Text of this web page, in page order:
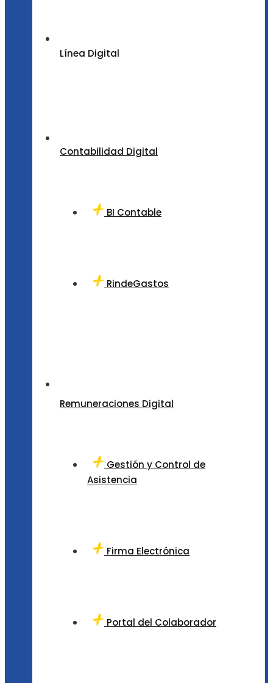
Línea Digital
Contabilidad Digital
BI Contable
RindeGastos
Remuneraciones Digital
Gestión y Control de
Asistencia
Firma Electrónica
Portal del Colaborador